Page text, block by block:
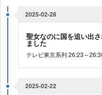
2025-02-28
聖女なのに国を追い出
ました
テレビ東京系列 26:23～
2025-02-22